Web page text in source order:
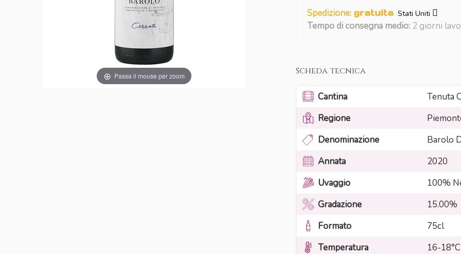
Passa il mouse per zoom
Spedizione: gratuita Stati Uniti
Tempo di consegna medio: 2 giorni
Scheda tecnica
Cantina
Tenuta
Regione
Denominazione
Barolo
Annata
2020
Uvaggio
100%
Gradazione
15.00%
Formato
75cl
Temperatura
16-18°C